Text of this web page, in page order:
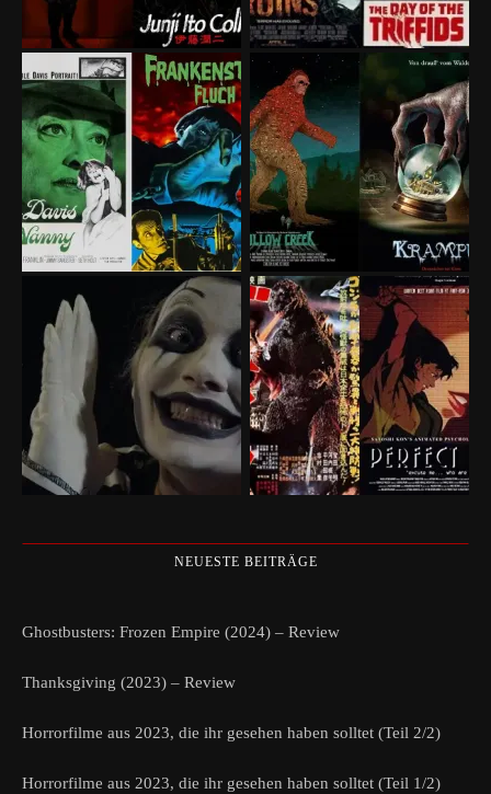
NEUESTE BEITRÄGE
Ghostbusters: Frozen Empire (2024) – Review
Thanksgiving (2023) – Review
Horrorfilme aus 2023, die ihr gesehen haben solltet (Teil 2/2)
Horrorfilme aus 2023, die ihr gesehen haben solltet (Teil 1/2)